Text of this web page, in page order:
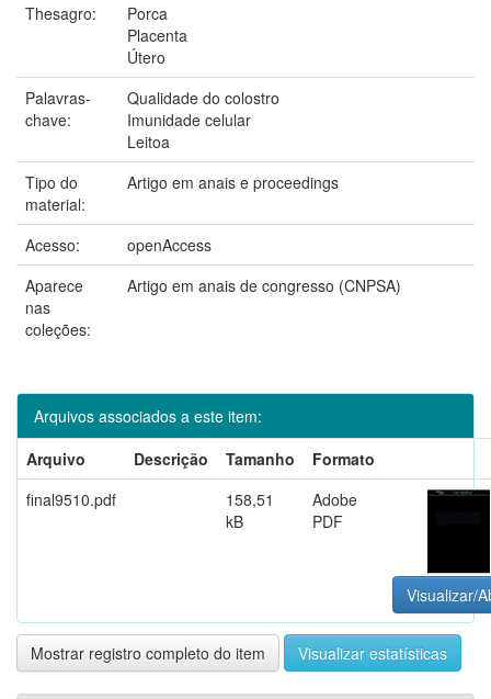
Thesagro:
Porca
Placenta
Útero
Palavras-
chave:
Qualidade do colostro
Imunidade celular
Leitoa
Tipo do
material:
Artigo em anais e proceedings
Acesso:
openAccess
Aparece
nas
coleções:
Artigo em anais de congresso (CNPSA)
Arquivos associados a este item:
Arquivo
Descrição Tamanho
Formato
final9510.pdf
158,51
kB
Adobe
PDF
Visualizar/
Mostrar registro completo do item Visualizar estatísticas